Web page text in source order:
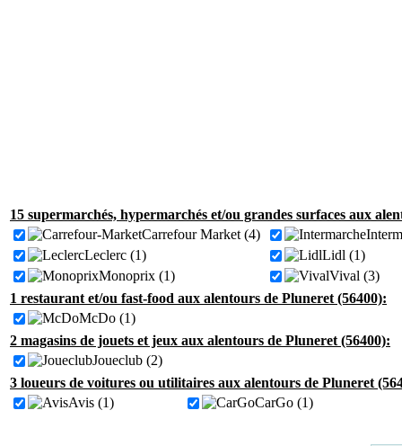
15 supermarchés, hypermarchés et/ou grandes surfaces aux
Carrefour Market (4)
Leclerc (1)
Lidl (1)
Monoprix (1)
Vival (3)
1 restaurant et/ou fast-food aux alentours de Pluneret (56400):
McDo (1)
2 magasins de jouets et jeux aux alentours de Pluneret (56400):
Joueclub (2)
3 loueurs de voitures ou utilitaires aux alentours de Pluneret
Avis (1)
CarGo (1)